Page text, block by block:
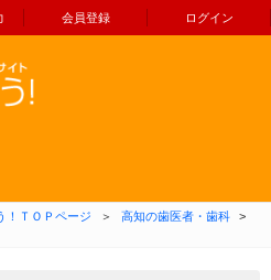
会員登録 ログイン
コンテンツへ移動
！ＴＯＰページ ＞ 高知の歯医者・歯科
>